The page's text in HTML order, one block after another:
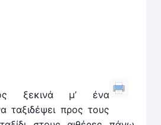
ξεκινά μ’ ένα
ταξι­δέψει προς τους